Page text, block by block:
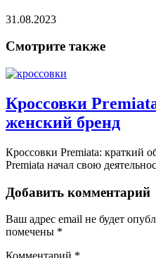
31.08.2023
Смотрите также
Кроссовки
женский бренд
Кроссовки Premiata: краткий
Premiata начал свою
Добавить комментарий
Ваш адрес email не будет
помечены *